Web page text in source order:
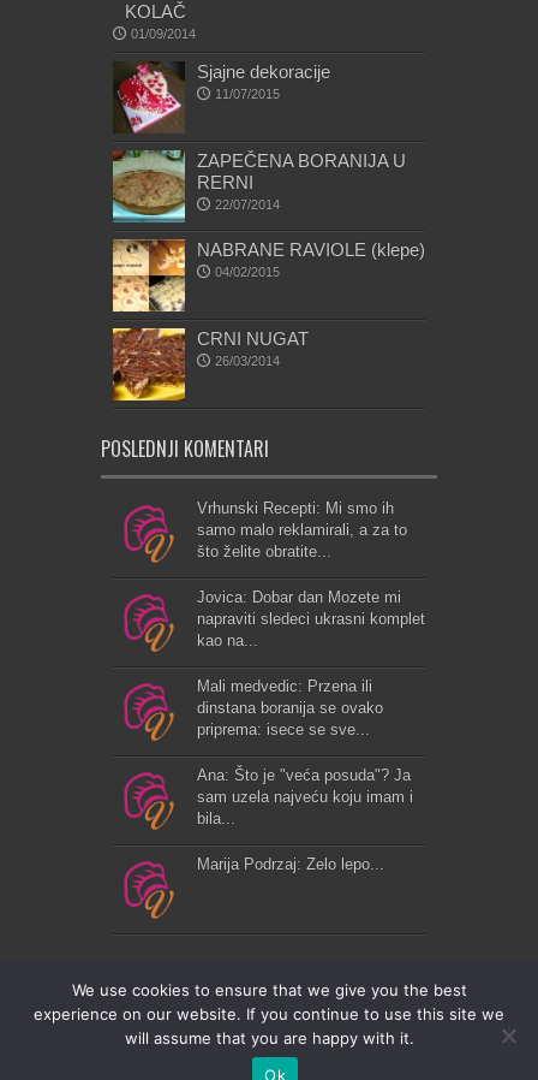
KOLAČ
01/09/2014
Sjajne dekoracije
11/07/2015
ZAPEČENA BORANIJA U
RERNI
22/07/2014
NABRANE RAVIOLE (klepe)
04/02/2015
CRNI NUGAT
26/03/2014
POSLEDNJI KOMENTARI
Vrhunski Recepti: Mi smo ih
samo malo reklamirali, a za to
što želite obratite...
Jovica: Dobar dan Mozete mi
napraviti sledeci ukrasni komplet
kao na...
Mali medvedic: Przena ili
dinstana boranija se ovako
priprema: isece se sve...
Ana: Što je "veća posuda"? Ja
sam uzela najveću koju imam i
bila...
Marija Podrzaj: Zelo lepo...
VrhunskiRecepti © Copyright 2026, All Rights Reserved. |
We use cookies to ensure that we give you the best
experience on our website. If you continue to use this site we
will assume that you are happy with it.
Ok